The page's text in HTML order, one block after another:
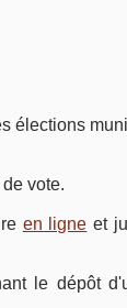
élections
vote.
en ligne et
le dépôt